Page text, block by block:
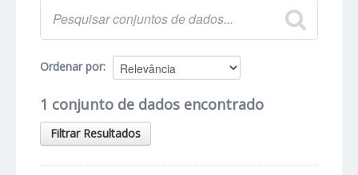
Ordenar por
1 conjunto de dados encontrado
Filtrar Resultados